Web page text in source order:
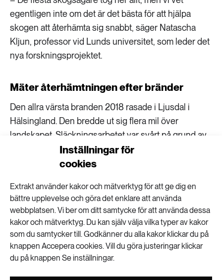
Inställningar för
cookies
Extrakt använder kakor och mätverktyg för att ge dig en
bättre upplevelse och göra det enklare att använda
webbplatsen. Vi ber om ditt samtycke för att använda dessa
kakor och mätverktyg. Du kan själv välja vilka typer av kakor
som du samtycker till. Godkänner du alla kakor klickar du på
knappen Accepera cookies. Vill du göra justeringar klickar
du på knappen Se inställningar.
egentligen inte om det är det bästa för att hjälpa
skogen att återhämta sig snabbt, säger Natascha
Kljun, professor vid Lunds universitet, som leder det
nya forskningsprojektet.
Mäter återhämtningen efter bränder
Den allra värsta branden 2018 rasade i Ljusdal i
Hälsingland. Den bredde ut sig flera mil över
landskapet. Släckningsarbetet var svårt på grund av
det torra och blåsiga vädret. När branden till slut var
släckt omvandlades en del av den skadade skogen
utvecklingen mellan områden som kalhöggs och
områden som lämnades orörda.
– I naturreservaten
skedde en snabb
naturlig återväxt. Det var